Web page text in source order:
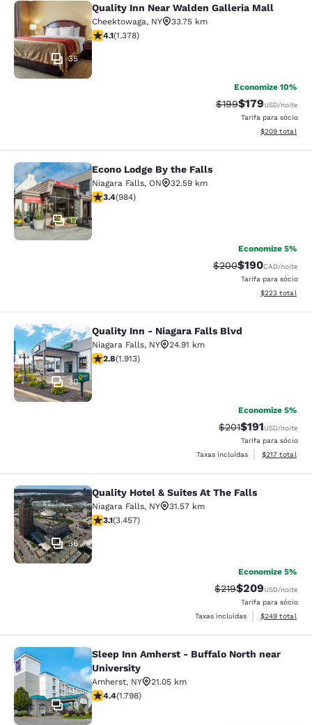
Quality Inn Near Walden Galleria
35
Quality Inn Near Walden Galleria Mall
Cheektowaga, NY
33.75 km
classificação 4.12 estrelas. Muito bom. 1378
4.1(1.378)
Economize 10%
Tarifa anterior
$199Tarifa com
$179USD/noite
Tarifa para sócio
Exibir
$209 total
Econo Lodge By the Falls
17
Econo Lodge By the Falls
Niagara Falls, ON
32.59 km
classificação 3.37 estrelas. Bom. 984 avaliações
3.4(984)
Economize 5%
Tarifa anterior
$200Tarifa com
$190CAD/noite
Tarifa para sócio
Exibir
$223 total
Quality Inn - Niagara Falls Blvd
30
Quality Inn - Niagara Falls Blvd
Niagara Falls, NY
24.91 km
classificação 2.79 estrelas. Razoável. 1913 avaliações
2.8(1.913)
Economize 5%
Tarifa anterior
$201Tarifa com
$191USD/noite
Tarifa para sócio
Taxas incluídas
Exibir
$217 total
Quality Hotel & Suites At The Falls
36
Quality Hotel & Suites At The Falls
Niagara Falls, NY
31.57 km
classificação 3.14 estrelas. Bom. 3457 avaliações
3.1(3.457)
Economize 5%
Tarifa anterior
$219Tarifa com
$209USD/noite
Tarifa para sócio
Taxas incluídas
Exibir
$249 total
Sleep Inn Amherst - Buffalo North
30
Sleep Inn Amherst - Buffalo North near
University
Amherst, NY
21.05 km
classificação 4.38 estrelas. Excelente. 1798 avaliações
4.4(1.798)